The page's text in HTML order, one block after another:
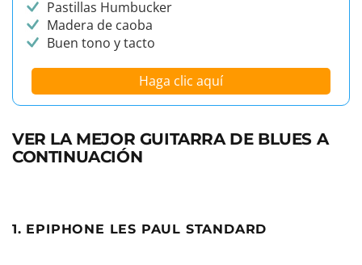
Pastillas Humbucker
Madera de caoba
Buen tono y tacto
Haga clic aquí
VER LA MEJOR GUITARRA DE BLUES A
CONTINUACIÓN
1. EPIPHONE LES PAUL STANDARD